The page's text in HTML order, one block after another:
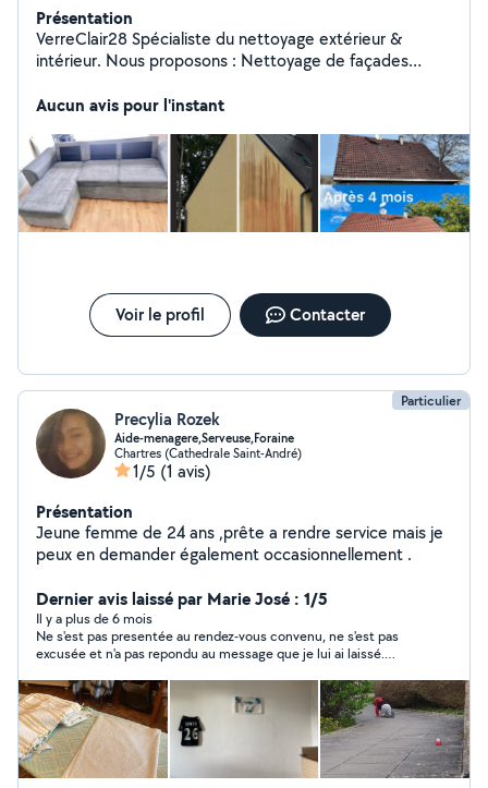
Présentation
VerreClair28 Spécialiste du nettoyage extérieur &
intérieur. Nous proposons : Nettoyage de façades
Nettoyage vitre Intervention rapide, travail soigné et
gratuit !
Aucun avis pour l'instant
Voir le profil Contacter
Particulier
Precylia Rozek
Aide-menagere,Serveuse,Foraine
Chartres (Cathedrale Saint-André)
1/5 (1 avis)
Présentation
Jeune femme de 24 ans ,prête a rendre service mais je
peux en demander également occasionnellement .
Dernier avis laissé par Marie José : 1/5
Il y a plus de 6 mois
Ne s'est pas presentée au rendez-vous convenu, ne s'est pas
excusée et n'a pas repondu au message que je lui ai laissé.